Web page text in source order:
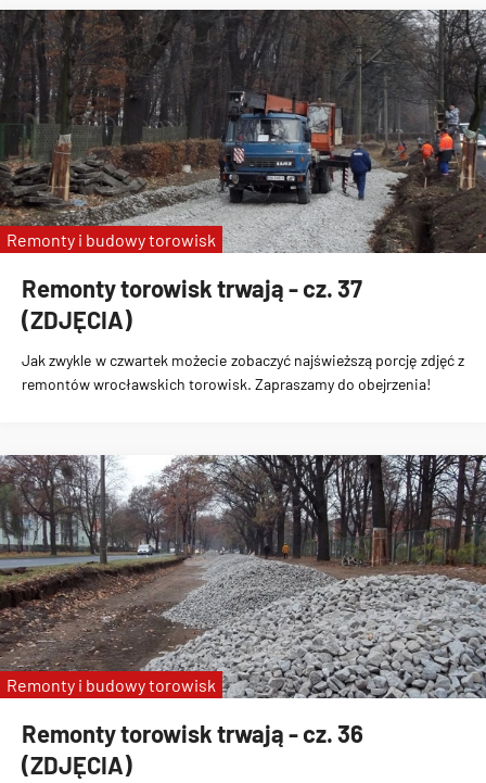
Remonty torowisk trwają - cz. 37
(ZDJĘCIA)
Jak zwykle w czwartek możecie zobaczyć najświeższą porcję zdjęć z
remontów wrocławskich torowisk. Zapraszamy do obejrzenia!
Remonty i budowy torowisk
Remonty torowisk trwają - cz. 36
(ZDJĘCIA)
Remonty i budowy torowisk